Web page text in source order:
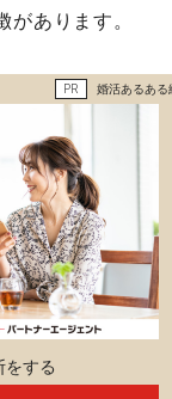
あります。
PR 婚活あるある
をする